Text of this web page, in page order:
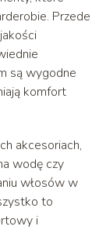
Przede
są wygodne
komfort
akcesoriach,
wodę czy
włosów w
to
i